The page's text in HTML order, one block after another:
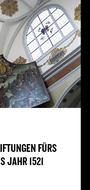
FÜRS
JAHR 1521